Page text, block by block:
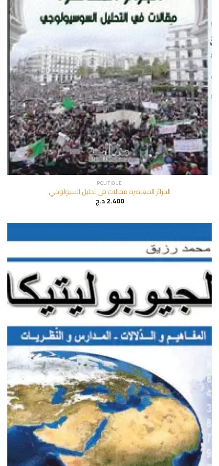
POLITIQUE
الجزائر المعاصرة مقالات في تحليل السيولوجي
2.400د.ج